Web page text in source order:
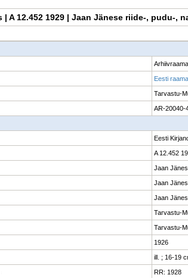
| A 12.452 1929 | Jaan Jänese riide-, pudu-,
Eesti
Tarvastu-
AR-20040-
Eesti
A 12.452
Jaan
Jaan
Jaan
Tarvastu-
Tarvastu-
1926
ill. ; 16-19
RR: 1928